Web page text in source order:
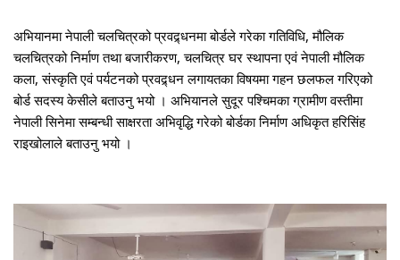
अभियानमा नेपाली चलचित्रको प्रवद्र्धनमा बोर्डले गरेका गतिविधि, मौलिक
चलचित्रको निर्माण तथा बजारीकरण, चलचित्रघर स्थापना एवं नेपाली मौलिक
कला, संस्कृति एवं पर्यटनको प्रवद्र्धन लगायतका विषयमा गहन छलफल गरिएको
बोर्ड सदस्य केसीले बताउनु भयो । अभियानले सुदूर पश्चिमका ग्रामीण वस्तीमा
नेपाली सिनेमा सम्बन्धी साक्षरता अभिवृद्धि गरेको बोर्डका निर्माण अधिकृत हरिसिंह
राइखोलाले बताउनु भयो ।